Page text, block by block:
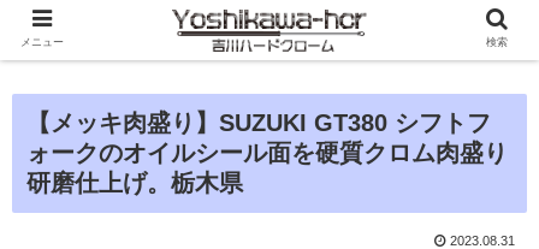
【メッキ肉盛り】SUZUKI GT380 シフトフ
ォークのオイルシール面を硬質クロム肉盛り
研磨仕上げ。栃木県
2023.08.31
メニュー 検索